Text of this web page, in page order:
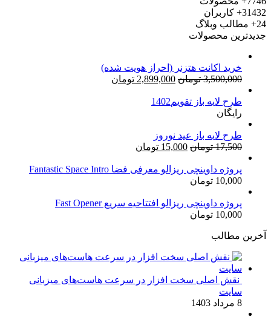
31432+
کاربران
24+
مطالب وبلاگ
جدیدترین محصولات
خرید اکانت هتزنر (احراز هویت شده)
3,500,000 تومان قیمت
2,899,000 تومان
طرح لایه باز تقویم1402
رایگان
طرح لایه باز عید نوروز
17,500 تومان قیمت
17,500 تومان
15,000 تومان
15,000 تومان.
پروژه داوینچی ریزالو معرفی فضا Fantastic Space Intro
10,000 تومان
پروژه داوینچی ریزالو افتتاحیه سریع Fast Opener
10,000 تومان
آخرین مطالب
نقش اصلی سخت افزار در سرعت هاست‌های میزبانی
سایت
8 مرداد 1403